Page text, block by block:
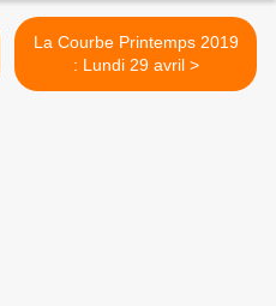
La Courbe Printemps 2019
: Lundi 29 avril >